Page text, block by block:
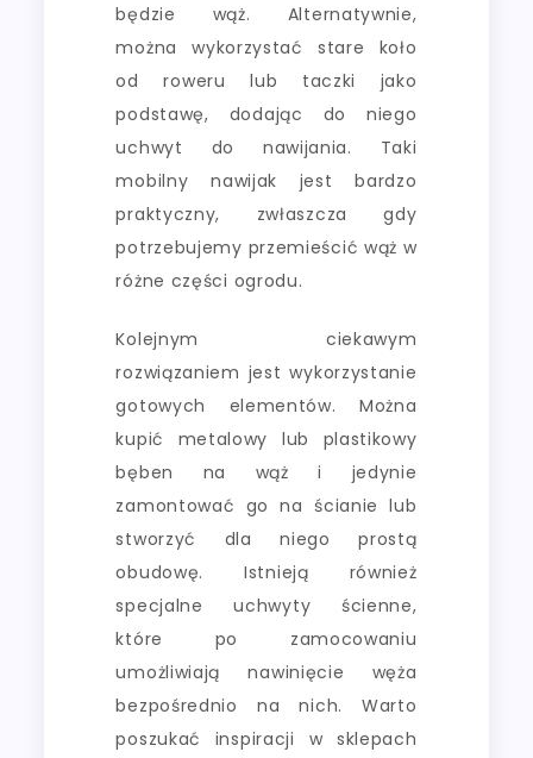
będzie wąż. Alternatywnie,
można wykorzystać stare koło
od roweru lub taczki jako
podstawę, dodając do niego
uchwyt do nawijania. Taki
mobilny nawijak jest bardzo
praktyczny, zwłaszcza gdy
potrzebujemy przemieścić wąż w
różne części ogrodu.
Kolejnym ciekawym
rozwiązaniem jest wykorzystanie
gotowych elementów. Można
kupić metalowy lub plastikowy
bęben na wąż i jedynie
zamontować go na ścianie lub
stworzyć dla niego prostą
obudowę. Istnieją również
specjalne uchwyty ścienne,
które po zamocowaniu
umożliwiają nawinięcie węża
bezpośrednio na nich. Warto
poszukać inspiracji w sklepach